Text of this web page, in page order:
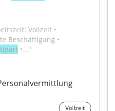
Vollzeit •
Beschäftigung •
•..."
Vollzeit